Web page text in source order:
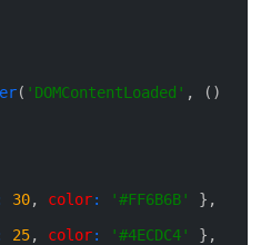
( 'DOMContentLoaded' , ( )
30, color: '#FF6B6B' } ,
25, color: '#4ECDC4' } ,